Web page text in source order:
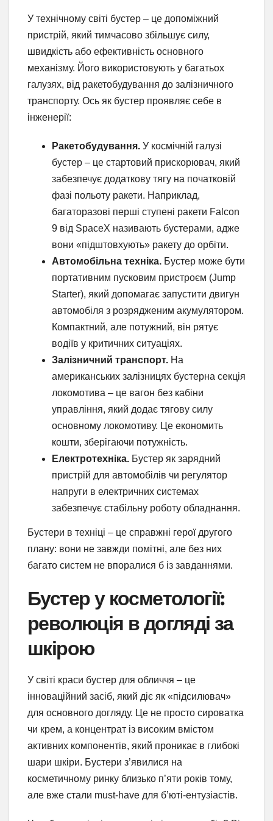
У технічному світі бустер – це допоміжний
пристрій, який тимчасово збільшує силу,
швидкість або ефективність основного
механізму. Його використовують у багатьох
галузях, від ракетобудування до залізничного
транспорту. Ось як бустер проявляє себе в
інженерії:
Ракетобудування. У космічній галузі
бустер – це стартовий прискорювач, який
забезпечує додаткову тягу на початковій
фазі польоту ракети. Наприклад,
багаторазові перші ступені ракети Falcon
9 від SpaceX називають бустерами, адже
вони «підштовхують» ракету до орбіти.
Автомобільна техніка. Бустер може бути
портативним пусковим пристроєм (Jump
Starter), який допомагає запустити двигун
автомобіля з розрядженим акумулятором.
Компактний, але потужний, він рятує
водіїв у критичних ситуаціях.
Залізничний транспорт. На
американських залізницях бустерна секція
локомотива – це вагон без кабіни
управління, який додає тягову силу
основному локомотиву. Це економить
кошти, зберігаючи потужність.
Електротехніка. Бустер як зарядний
пристрій для автомобілів чи регулятор
напруги в електричних системах
забезпечує стабільну роботу обладнання.
Бустери в техніці – це справжні герої другого
плану: вони не завжди помітні, але без них
багато систем не впоралися б із завданнями.
Бустер у косметології:
революція в догляді за
шкірою
У світі краси бустер для обличчя – це
інноваційний засіб, який діє як «підсилювач»
для основного догляду. Це не просто сироватка
чи крем, а концентрат із високим вмістом
активних компонентів, який проникає в глибокі
шари шкіри. Бустери з’явилися на
косметичному ринку близько п’яти років тому,
але вже стали must-have для б’юті-ентузіастів.